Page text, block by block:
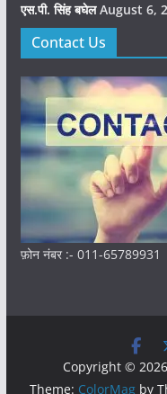
एस.पी. सिंह बघेल August 6,
Contact Us
फ़ोन नंबर :- 011-65789931
Copyright © 2026
Theme: ColorMagby